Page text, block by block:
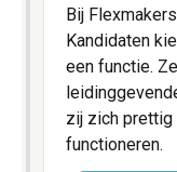
Bij
Kandidaten
een functie.
zij zich prettig
functioneren.